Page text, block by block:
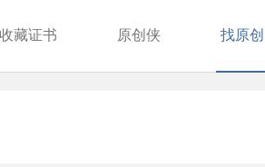
藏证书 原创侠 找原创